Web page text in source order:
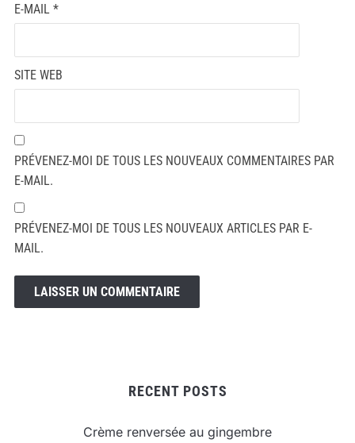
E-MAIL *
SITE WEB
PRÉVENEZ-MOI DE TOUS LES NOUVEAUX COMMENTAIRES PAR
E-MAIL.
PRÉVENEZ-MOI DE TOUS LES NOUVEAUX ARTICLES PAR E-
MAIL.
RECENT POSTS
Crème renversée au gingembre